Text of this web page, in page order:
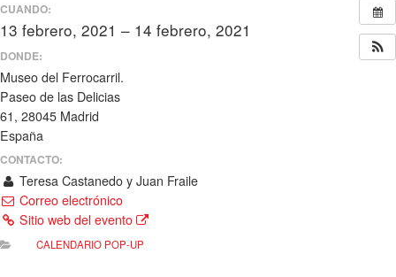
CUANDO:
13 febrero, 2021 – 14 febrero, 2021
DONDE:
Museo del Ferrocarril.
Paseo de las Delicias
61, 28045 Madrid
España
CONTACTO:
Teresa Castanedo y Juan Fraile
Correo electrónico
Sitio web del evento
CALENDARIO POP-UP